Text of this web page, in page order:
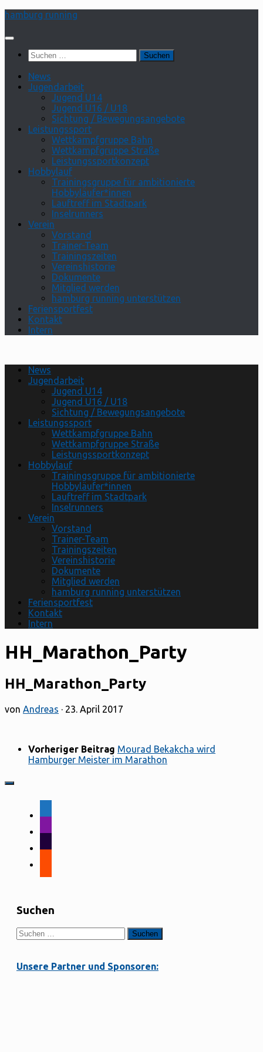
Zum
springen
hamburg running
Suchen
nach:
News
Jugendarbeit
Jugend U14
Jugend U16 / U18
Sichtung / Bewegungsangebote
Leistungssport
Wettkampfgruppe Bahn
Wettkampfgruppe Straße
Leistungssportkonzept
Hobbylauf
Trainingsgruppe für ambitionierte
Hobbyläufer*innen
Lauftreff im Stadtpark
Inselrunners
Verein
Vorstand
Trainer-Team
Trainingszeiten
Vereinshistorie
Dokumente
Mitglied werden
hamburg running unterstützen
Feriensportfest
Kontakt
Intern
News
Jugendarbeit
Jugend U14
Jugend U16 / U18
Sichtung / Bewegungsangebote
Leistungssport
Wettkampfgruppe Bahn
Wettkampfgruppe Straße
Leistungssportkonzept
Hobbylauf
Trainingsgruppe für ambitionierte
Hobbyläufer*innen
Lauftreff im Stadtpark
Inselrunners
Verein
Vorstand
Trainer-Team
Trainingszeiten
Vereinshistorie
Dokumente
Mitglied werden
hamburg running unterstützen
Feriensportfest
Kontakt
Intern
HH_Marathon_Party
HH_Marathon_Party
von Andreas · 23. April 2017
Vorheriger Beitrag Mourad Bekakcha wird
Hamburger Meister im Marathon
Suchen
Suchen
nach:
Unsere Partner und Sponsoren: